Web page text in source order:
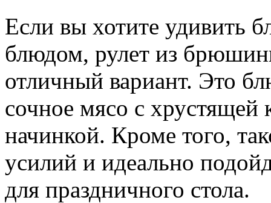
Если вы хотите удивить
блюдом, рулет из
отличный вариант. Это
сочное мясо с хрустящей
начинкой. Кроме того,
усилий и идеально
для праздничного стола.